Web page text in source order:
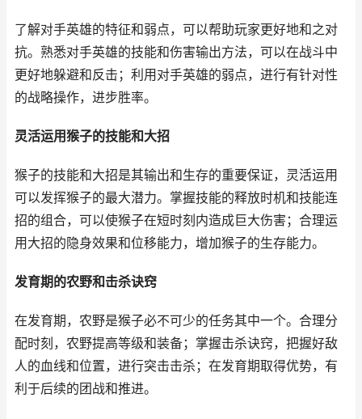
了解对手英雄的特征和弱点，可以帮助玩家更好地和之对
抗。熟悉对手英雄的技能和伤害输出方法，可以在战斗中
更好地躲避和反击；利用对手英雄的弱点，进行有针对性
的战略操作，进步胜率。
灵活运用猴子的技能和大招
猴子的技能和大招是其输出和生存的重要保证，灵活运用
可以发挥猴子的最大潜力。掌握技能的释放时机和技能连
招的组合，可以使猴子在短时刻内造成巨大伤害；合理运
用大招的隐身效果和位移能力，增加猴子的生存能力。
发育期的农野和击杀诀窍
在发育期，农野是猴子必不可少的任务其中一个。合理分
配时刻，农野提高等级和装备；掌握击杀诀窍，把握好敌
人的血线和位置，进行突击击杀；在发育期取得优势，有
利于后续的团战和推进。